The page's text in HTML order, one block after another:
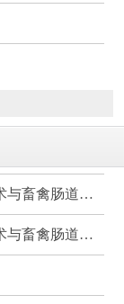
邀您参加//第八届生物饲料发酵实用新技术与畜禽肠道健康、营养科学研讨会（武汉）
邀您参加//第八届生物饲料发酵实用新技术与畜禽肠道健康、营养科学研讨会（武汉）